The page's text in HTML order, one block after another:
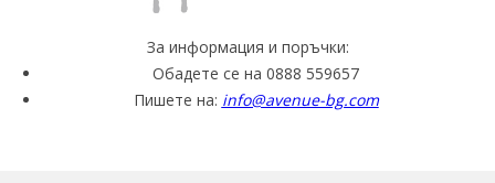
За информация и поръчки:
Обадете се на 0888 559657
Пишете на: info@avenue-bg.com